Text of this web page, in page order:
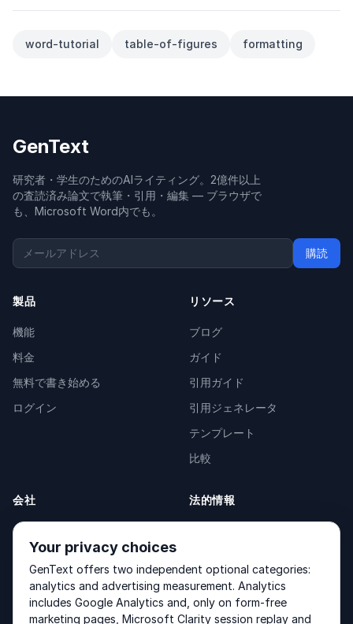
word-tutorial table-of-figures formatting
GenText
研究者・学生のためのAIライティング。2億件以上
の査読済み論文で執筆・引用・編集 — ブラウザで
も、Microsoft Word内でも。
購読
製品
機能
料金
無料で書き始める
ログイン
リソース
ブログ
ガイド
引用ガイド
引用ジェネレータ
テンプレート
比較
会社
会社概要
お問い合わせ
製品
法的情報
Terms of Service
Your privacy choices
GenText offers two independent optional categories:
analytics and advertising measurement. Analytics
includes Google Analytics and, only on form-free
marketing pages, Microsoft Clarity session replay and